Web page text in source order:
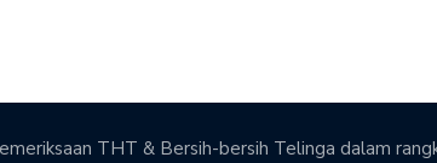
THT & Bersih-bersih Telinga dalam